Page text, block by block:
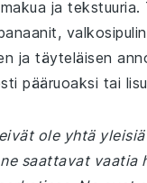
ja tekstuuria.
ja täyteläisen
pääruoaksi tai
ole yhtä
saattavat vaatia